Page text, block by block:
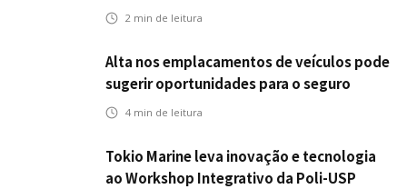
transportes
2 min de leitura
Alta nos emplacamentos de veículos pode
sugerir oportunidades para o seguro
automotivo
4 min de leitura
Tokio Marine leva inovação e tecnologia
ao Workshop Integrativo da Poli-USP